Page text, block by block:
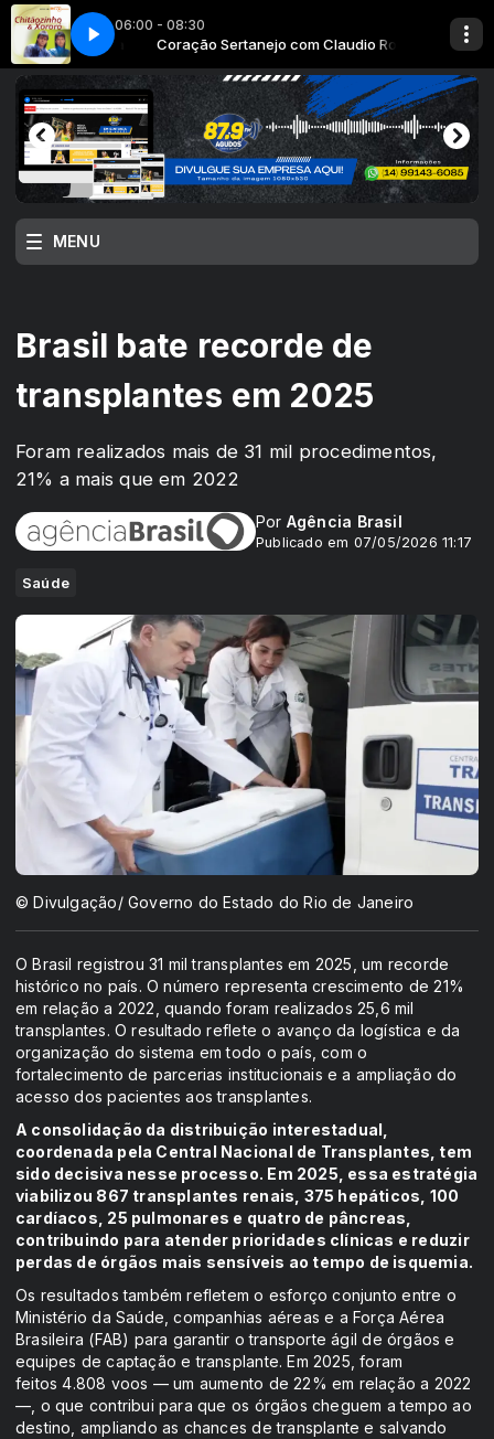
06:00 - 08:30
Rosa Coração Sertanejo com Claudio Rosa
inho e xororo 03 - Fog㯠De Lenha chit㯺inho e xororo
MENU
Brasil bate recorde de
transplantes em 2025
Foram realizados mais de 31 mil procedimentos,
21% a mais que em 2022
Por Agência Brasil
Publicado em 07/05/2026 11:17
Saúde
© Divulgação/ Governo do Estado do Rio de Janeiro
O Brasil registrou 31 mil transplantes em 2025, um recorde
histórico no país. O número representa crescimento de 21%
em relação a 2022, quando foram realizados 25,6 mil
transplantes. O resultado reflete o avanço da logística e da
organização do sistema em todo o país, com o
fortalecimento de parcerias institucionais e a ampliação do
acesso dos pacientes aos transplantes.
A consolidação da distribuição interestadual,
coordenada pela Central Nacional de Transplantes, tem
sido decisiva nesse processo. Em 2025, essa estratégia
viabilizou 867 transplantes renais, 375 hepáticos, 100
cardíacos, 25 pulmonares e quatro de pâncreas,
contribuindo para atender prioridades clínicas e reduzir
perdas de órgãos mais sensíveis ao tempo de isquemia.
Os resultados também refletem o esforço conjunto entre o
Ministério da Saúde, companhias aéreas e a Força Aérea
Brasileira (FAB) para garantir o transporte ágil de órgãos e
equipes de captação e transplante. Em 2025, foram
feitos 4.808 voos — um aumento de 22% em relação a 2022
—, o que contribui para que os órgãos cheguem a tempo ao
destino, ampliando as chances de transplante e salvando